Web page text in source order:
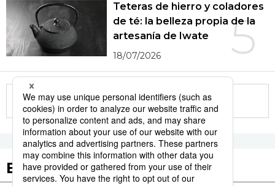
5
Teteras de hierro y coladores
de té: la belleza propia de la
artesanía de Iwate
18/07/2026
More in this series
Etiquetas destacadas